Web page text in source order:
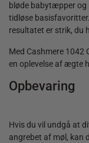
bløde babytæpper og
tidløse
resultatet er strik, du
Med Cashmere 1042
en oplevelse af ægte
Opbevaring
Hvis du vil undgå at
angrebet af møl, kan